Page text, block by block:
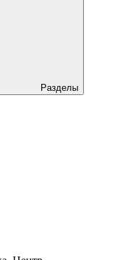
Разделы